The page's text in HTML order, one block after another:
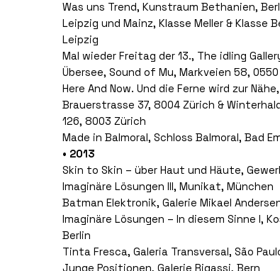
Was uns Trend, Kunstraum Bethanien,
Leipzig und Mainz, Klasse Meller & Klasse
Leipzig
Mal wieder Freitag der 13., The idling
Übersee, Sound of Mu, Markveien 58, 0550
Here And Now. Und die Ferne wird zur
Brauerstrasse 37, 8004 Zürich &
126, 8003 Zürich
Made in Balmoral, Schloss Balmoral, Bad
• 2013
Skin to Skin – über Haut und Häute,
Imaginäre Lösungen III, Munikat, München
Batman Elektronik, Galerie Mikael
Imaginäre Lösungen – In diesem Sinne I,
Berlin
Tinta Fresca, Galeria Transversal, São
Junge Positionen, Galerie Rigassi, Bern